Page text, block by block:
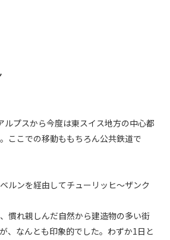
ルプスから今度は東スイス地方の中心都
ここでの移動ももちろん公共鉄道で
ルンを経由してチューリッヒ～ザンク
慣れ親しんだ自然から建造物の多い街
、なんとも印象的でした。わずか1日と